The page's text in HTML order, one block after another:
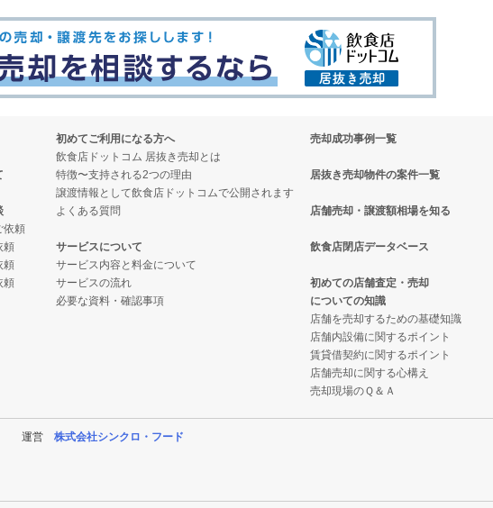
依頼
頼
頼
頼
初めてご利用になる方へ
飲食店ドットコム 居抜き売却とは
特徴〜支持される2つの理由
譲渡情報として飲食店ドットコムで公開されます
よくある質問
サービスについて
サービス内容と料金について
サービスの流れ
必要な資料・確認事項
売却成功事例一覧
居抜き売却物件の案件一覧
店舗売却・譲渡額相場を知る
飲食店閉店データベース
初めての店舗査定・売却
についての知識
店舗を売却するための基礎知識
店舗内設備に関するポイント
賃貸借契約に関するポイント
店舗売却に関する心構え
売却現場のＱ＆Ａ
運営 株式会社シンクロ・フード